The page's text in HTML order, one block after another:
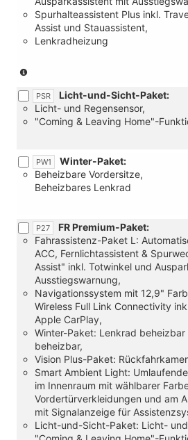
Ambient
Light)
Spurhalteassistent Plus inkl.
Assist und Stauassistent,
Lenkradheizung
Verbindung
mit:
[PLH]
Light)
(Nur
für
PSR
Licht-und-Sicht-Paket:
Licht- und Regensensor,
"Coming & Leaving Home"-
PW1
Winter-Paket:
Beheizbare Vordersitze,
Beheizbares Lenkrad
P27
FR Premium-Paket:
Fahrassistenz-Paket L:
ACC, Fernlichtassistent &
Assist" inkl. Totwinkel und
Ausstiegswarnung,
Navigationssystem mit 12,9"
Wireless Full Link Connectivity
Apple CarPlay,
Winter-Paket: Lenkrad beheizbar
beheizbar,
Vision Plus-Paket:
Smart Ambient Light:
im Innenraum mit wählbarer
Vordertürverkleidungen und am
mit Signalanzeige für
Licht-und-Sicht-Paket: Licht- und